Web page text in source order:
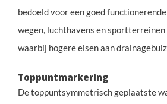
bedoeld voor een goed
wegen, luchthavens en
waarbij hogere eisen aan
Toppuntmarkering
De toppuntsymmetrisch geplaatste